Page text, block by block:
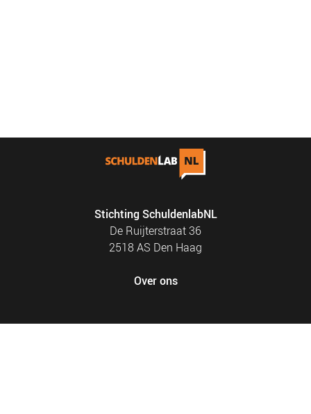
Stichting SchuldenlabNL
De Ruijterstraat 36
2518 AS Den Haag
Over ons